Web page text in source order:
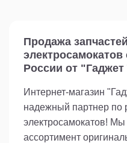
Продажа
электросамокатов
России от "Гаджет
Интернет-магазин
надежный партнер по
электросамокатов!
ассортимент